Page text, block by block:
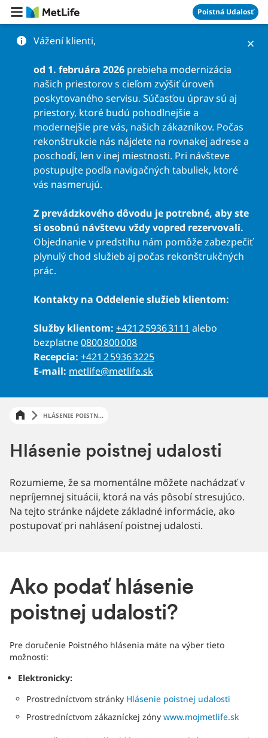
Preskočiť na obsah Poistná Udalosť
Vážení klienti,
od 1. februára 2026 prebieha modernizácia
našich priestorov s cieľom zvýšiť úroveň
poskytovaného servisu. Súčasťou úprav sú aj
priestory, ktoré budú pohodlnejšie a
modernejšie pre vás, našich zákazníkov. Počas
rekonštrukcie nás nájdete na rovnakej adrese a
poschodí, len v inej miestnosti. Pri návšteve
postupujte podľa navigačných tabuliek, ktoré
vás nasmerujú.
Z prevádzkového dôvodu je potrebné, aby ste
si osobnú návštevu vždy vopred rezervovali.
Objednanie v predstihu nám pomôže zabezpečiť
plynulý chod služieb aj počas rekonštrukčných
prác.
Kontakty na Oddelenie služieb klientom:
Služby klientom: +421 2 5936 3111 alebo
bezplatne0800 800 008
Recepcia: +421 2 5936 3225
E-mail: metlife@metlife.sk
HLÁSENIE POISTN...
Hlásenie poistnej udalosti
Rozumieme, že sa momentálne môžete nachádzať v
nepríjemnej situácii, ktorá na vás pôsobí stresujúco.
Na tejto stránke nájdete základné informácie, ako
postupovať pri nahlásení poistnej udalosti.
Ako podať hlásenie
poistnej udalosti?
Pre doručenie Poistného hlásenia máte na výber tieto
možnosti:
Elektronicky:
Prostredníctvom stránky Hlásenie poistnej udalosti
Prostredníctvom zákazníckej zóny www.mojmetlife.sk